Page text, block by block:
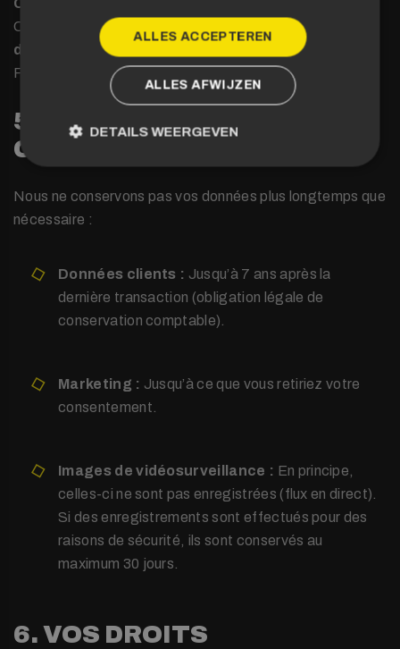
Clauses Contractuelles Types (CCT)
Commission européenne ou le
Cadre de protection
des données UE-États-Unis
(Data Privacy
Framework).
5. DURÉE DE
CONSERVATION
Nous ne conservons pas vos données plus longtemps que
nécessaire :
Données clients : Jusqu’à 7 ans après la
dernière transaction (obligation légale de
conservation comptable).
Marketing : Jusqu’à ce que vous retiriez votre
consentement.
Images de vidéosurveillance : En principe,
celles-ci ne sont pas enregistrées (flux en direct).
Si des enregistrements sont effectués pour des
raisons de sécurité, ils sont conservés au
maximum 30 jours.
6. VOS DROITS
ALLES ACCEPTEREN
ALLES AFWIJZEN
DETAILS WEERGEVEN